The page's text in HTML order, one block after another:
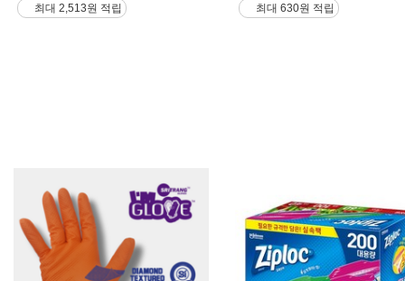
최대 2,513원 적립 최대 630원 적립